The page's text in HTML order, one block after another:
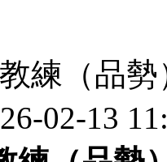
練（品勢
02-13